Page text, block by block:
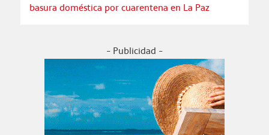
basura doméstica por cuarentena en La Paz
- Publicidad -